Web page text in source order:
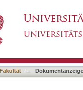
→ Dokumentanzeige